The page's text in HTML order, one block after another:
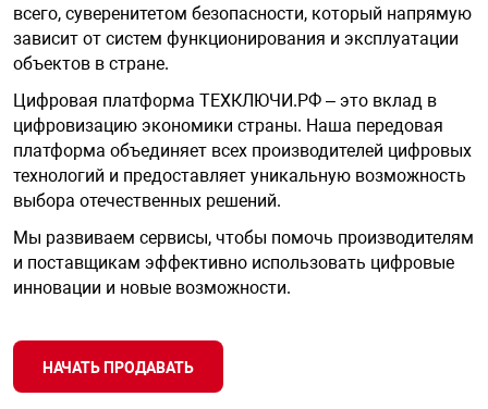
всего, суверенитетом безопасности, который напрямую
зависит от систем функционирования и эксплуатации
объектов в стране.
Цифровая платформа ТЕХКЛЮЧИ.РФ – это вклад в
цифровизацию экономики страны. Наша передовая
платформа объединяет всех производителей цифровых
технологий и предоставляет уникальную возможность
выбора отечественных решений.
Мы развиваем сервисы, чтобы помочь производителям
и поставщикам эффективно использовать цифровые
инновации и новые возможности.
НАЧАТЬ ПРОДАВАТЬ